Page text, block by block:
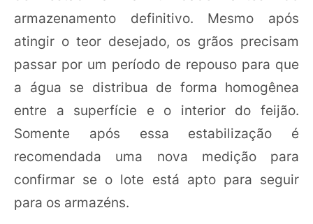
armazenamento definitivo. Mesmo após
atingir o teor desejado, os grãos precisam
passar por um período de repouso para que
a água se distribua de forma homogênea
entre a superfície e o interior do feijão.
Somente após essa estabilização é
recomendada uma nova medição para
confirmar se o lote está apto para seguir
para os armazéns.